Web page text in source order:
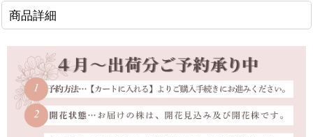
商品詳細